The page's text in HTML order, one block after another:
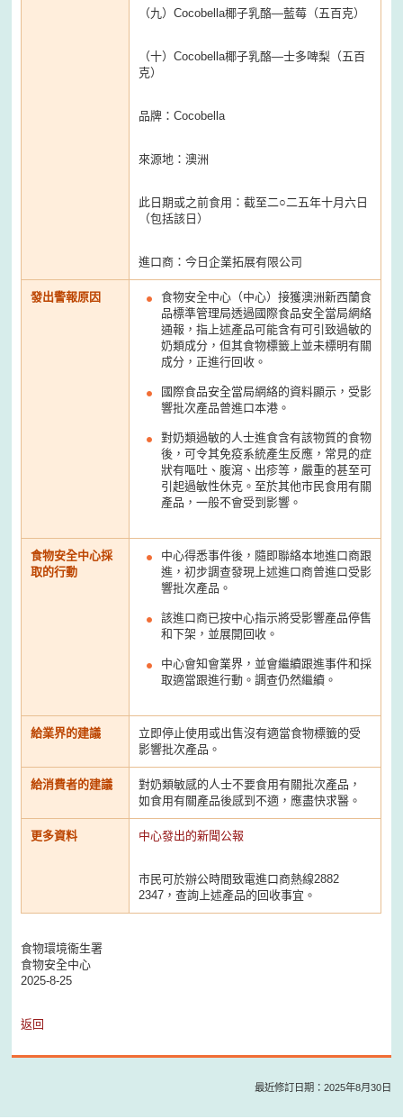
（九）Cocobella椰子乳酪—藍莓（五百克）
（十）Cocobella椰子乳酪—士多啤梨（五百
克）
品牌：Cocobella
來源地：澳洲
此日期或之前食用：截至二○二五年十月六日
（包括該日）
進口商：今日企業拓展有限公司
發出警報原因
食物安全中心（中心）接獲澳洲新西蘭食
品標準管理局透過國際食品安全當局網絡
通報，指上述產品可能含有可引致過敏的
奶類成分，但其食物標籤上並未標明有關
成分，正進行回收。
國際食品安全當局網絡的資料顯示，受影
響批次產品曾進口本港。
對奶類過敏的人士進食含有該物質的食物
後，可令其免疫系統產生反應，常見的症
狀有嘔吐、腹瀉、出疹等，嚴重的甚至可
引起過敏性休克。至於其他市民食用有關
產品，一般不會受到影響。
食物安全中心採
取的行動
中心得悉事件後，隨即聯絡本地進口商跟
進，初步調查發現上述進口商曾進口受影
響批次產品。
該進口商已按中心指示將受影響產品停售
和下架，並展開回收。
中心會知會業界，並會繼續跟進事件和採
取適當跟進行動。調查仍然繼續。
給業界的建議
立即停止使用或出售沒有適當食物標籤的受
影響批次產品。
給消費者的建議
對奶類敏感的人士不要食用有關批次產品，
如食用有關產品後感到不適，應盡快求醫。
更多資料 中心發出的新聞公報
市民可於辦公時間致電進口商熱線2882
2347，查詢上述產品的回收事宜。
食物環境衞生署
食物安全中心
2025-8-25
返回
最近修訂日期：2025年8月30日